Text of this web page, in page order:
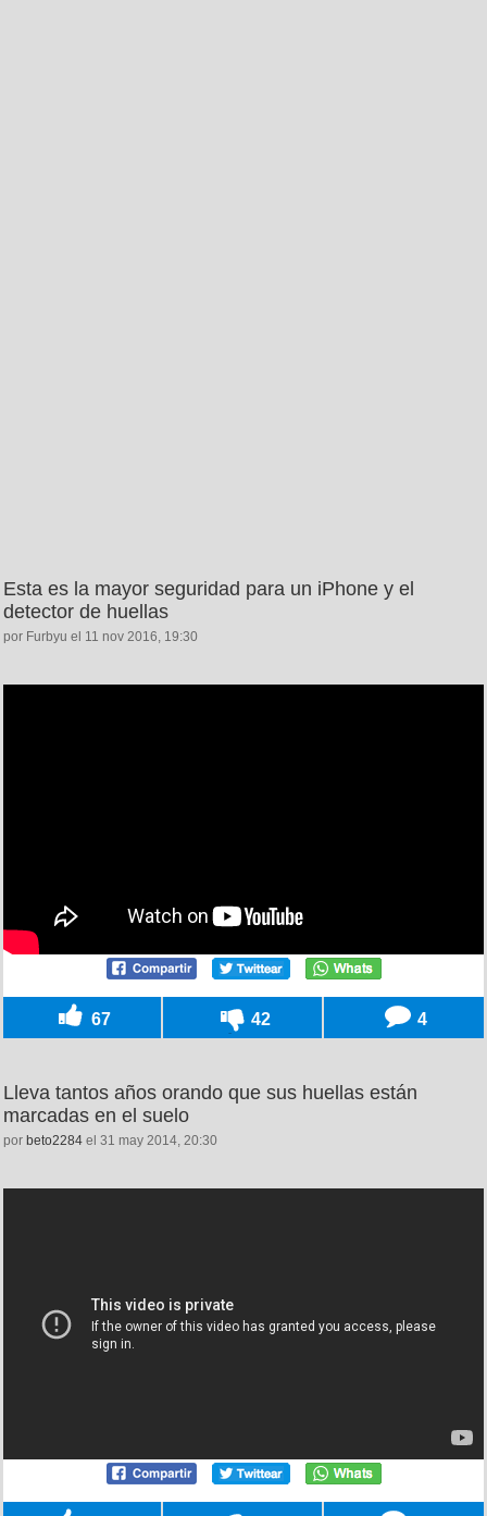
Esta es la mayor seguridad para un iPhone y el
detector de huellas
por Furbyu el 11 nov 2016, 19:30
67 42 4
Lleva tantos años orando que sus huellas están
marcadas en el suelo
por beto2284 el 31 may 2014, 20:30